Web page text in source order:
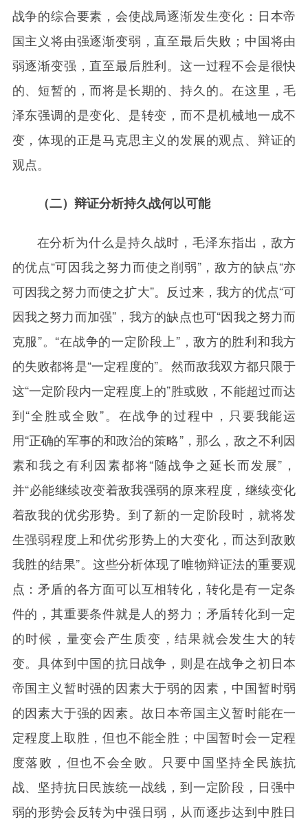
战争的综合要素，会使战局逐渐发生变化：日本帝
国主义将由强逐渐变弱，直至最后失败；中国将由
弱逐渐变强，直至最后胜利。这一过程不会是很快
的、短暂的，而将是长期的、持久的。在这里，毛
泽东强调的是变化、是转变，而不是机械地一成不
变，体现的正是马克思主义的发展的观点、辩证的
观点。
（二）辩证分析持久战何以可能
在分析为什么是持久战时，毛泽东指出，敌方
的优点“可因我之努力而使之削弱”，敌方的缺点“亦
可因我之努力而使之扩大”。反过来，我方的优点“可
因我之努力而加强”，我方的缺点也可“因我之努力而
克服”。“在战争的一定阶段上”，敌方的胜利和我方
的失败都将是“一定程度的”。然而敌我双方都只限于
这“一定阶段内一定程度上的”胜或败，不能超过而达
到“全胜或全败”。在战争的过程中，只要我能运
用“正确的军事的和政治的策略”，那么，敌之不利因
素和我之有利因素都将“随战争之延长而发展”，
并“必能继续改变着敌我强弱的原来程度，继续变化
着敌我的优劣形势。到了新的一定阶段时，就将发
生强弱程度上和优劣形势上的大变化，而达到敌败
我胜的结果”。这些分析体现了唯物辩证法的重要观
点：矛盾的各方面可以互相转化，转化是有一定条
件的，其重要条件就是人的努力；矛盾转化到一定
的时候，量变会产生质变，结果就会发生大的转
变。具体到中国的抗日战争，则是在战争之初日本
帝国主义暂时强的因素大于弱的因素，中国暂时弱
的因素大于强的因素。故日本帝国主义暂时能在一
定程度上取胜，但也不能全胜；中国暂时会一定程
度落败，但也不会全败。只要中国坚持全民族抗
战、坚持抗日民族统一战线，到一定阶段，日强中
弱的形势会反转为中强日弱，从而逐步达到中胜日